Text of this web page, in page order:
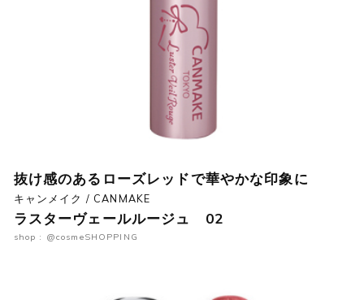
抜け感のあるローズレッドで華やかな印象に
キャンメイク / CANMAKE
ラスターヴェールルージュ 02
shop : @cosmeSHOPPING